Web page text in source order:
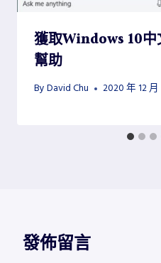
獲取Windows 10
幫助
By David Chu 2020 年 12 月
發佈留言